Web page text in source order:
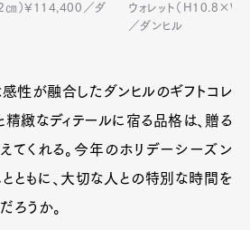
㎝）¥114,400／ダ
ウォレット（
／ダンヒル
性が融合したダンヒルのギフトコレ
精緻なディテールに宿る品格は、贈る
てくれる。今年のホリデーシーズン
とともに、大切な人との特別な時間を
ろうか。